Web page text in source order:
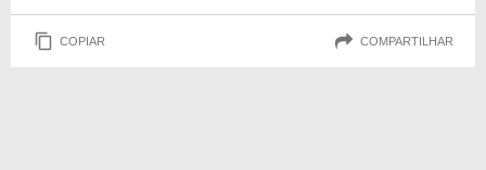
COPIAR COMPARTILHAR